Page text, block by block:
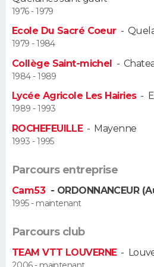
VOYAGE
BONS PLANS
CARTE DE VOEUX
DICTIONNAIRE
Dictionnaire
Biographies
Citations
Expressions
Proverbes
PROGRAMME TV
AVIS DE DÉCÈS
1976 - 1979
Ecole Du Sacré Coeur-
1979 - 1984
Collège Saint-michel -
1984 - 1989
Lycée Agricole Les Hairies-
1989 - 1993
ROCHEFEUILLE- Mayenne
1993 - 1995
Parcours entreprise
Cam53 - ORDONNANCEUR
1995 - maintenant
Parcours club
TEAM VTT LOUVERNE-